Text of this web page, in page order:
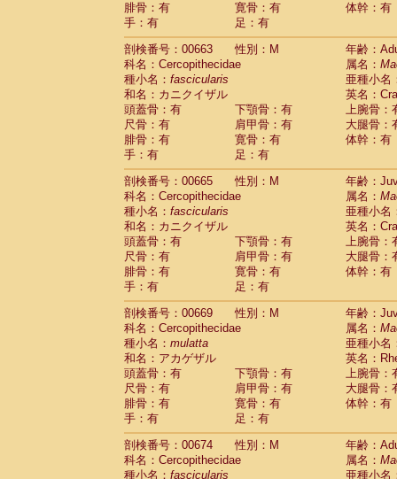
腓骨：有
寛骨：有
体幹：有
手：有
足：有
剖検番号：00663
性別：M
年齢：
科名：Cercopithecidae
属名：
種小名： fascicularis
亜種小名
和名：カニクイザル
英名：
頭蓋骨：有
下顎骨：有
上腕骨：
尺骨：有
肩甲骨：有
大腿骨：
腓骨：有
寛骨：有
体幹：有
手：有
足：有
剖検番号：00665
性別：M
年齢：
科名：Cercopithecidae
属名：
種小名： fascicularis
亜種小名
和名：カニクイザル
英名：
頭蓋骨：有
下顎骨：有
上腕骨：
尺骨：有
肩甲骨：有
大腿骨：
腓骨：有
寛骨：有
体幹：有
手：有
足：有
剖検番号：00669
性別：M
年齢：
科名：Cercopithecidae
属名：
種小名： mulatta
亜種小名
和名：アカゲザル
英名：
頭蓋骨：有
下顎骨：有
上腕骨：
尺骨：有
肩甲骨：有
大腿骨：
腓骨：有
寛骨：有
体幹：有
手：有
足：有
剖検番号：00674
性別：M
年齢：
科名：Cercopithecidae
属名：
種小名： fascicularis 亜種小名